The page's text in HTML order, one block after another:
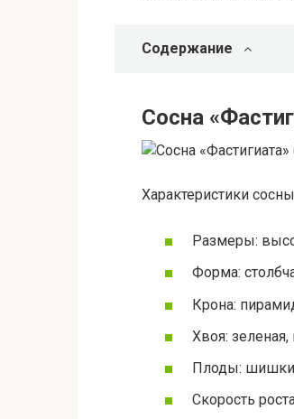
Содержание
Сосна
Характеристики
Размеры:
Форма:
Крона:
Хвоя: зеленая,
Плоды:
Скорость